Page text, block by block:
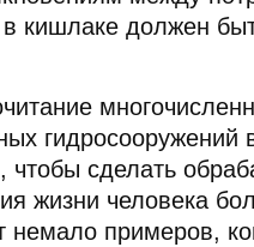
кишлаке должен
гидросооружений
чтобы сделать
жизни человека
немало примеров,